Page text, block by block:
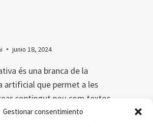
Gestionar consentimiento
junio 18, 2024
és una branca de la
artificial que permet a les
contingut nou com textos,
Aquest article explora el